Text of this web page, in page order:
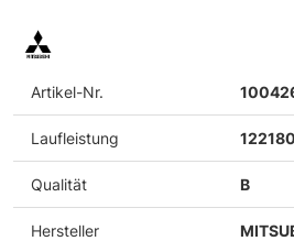
Artikel-Nr.
Laufleistung
Qualität B
Hersteller